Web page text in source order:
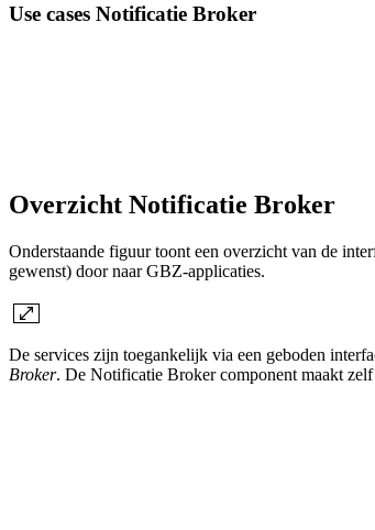
Use cases Notificatie Broker
Overzicht Notificatie Broker
Onderstaande figuur toont een overzicht van de
gewenst) door naar GBZ-applicaties.
De services zijn toegankelijk via een geboden
Broker. De Notificatie Broker component maakt